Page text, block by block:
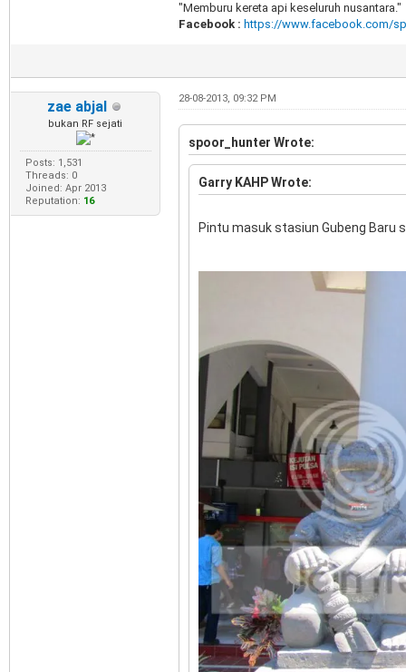
"Memburu kereta api keseluruh nusantara."
Facebook : https://www.facebook.com/
zae abjal
bukan RF sejati
Posts: 1,531
Threads: 0
Joined: Apr 2013
Reputation: 16
28-08-2013, 09:32 PM
spoor_hunter Wrote:
Garry KAHP Wrote:
Pintu masuk stasiun Gubeng Baru